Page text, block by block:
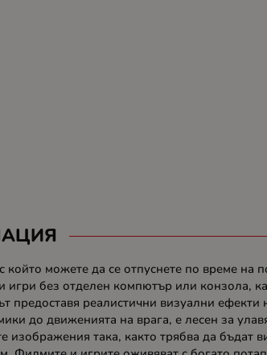
можете да се отпуснете по време на
без отделен компютър или конзола,
реалистични визуални ефекти
до движенията на врага, е лесен за
така, както трябва да бъдат